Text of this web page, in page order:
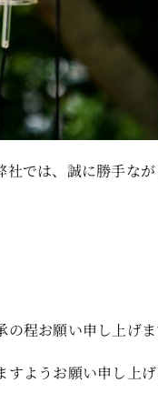
では、誠に勝手な
程お願い申し上げま
ようお願い申し上げ